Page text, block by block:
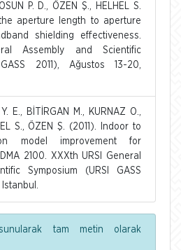
P. D., ÖZEN Ş., HELHEL S.
aperture length to aperture
shielding effectiveness.
Assembly and Scientific
2011), Ağustos 13-20,
E., BİTİRGAN M., KURNAZ O.,
S., ÖZEN Ş. (2011). Indoor to
model improvement for
2100. XXXth URSI General
Symposium (URSI GASS
tam metin olarak